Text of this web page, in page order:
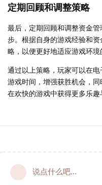
定期回顾和调整策略
最后，定期回顾和调整资金
步。根据自身的游戏经验和
略，以便更好地适应游戏环境
通过以上策略，玩家可以在
游戏时间，增强获胜机会，
在欢快的游戏中获得更多乐趣
说点什么吧...